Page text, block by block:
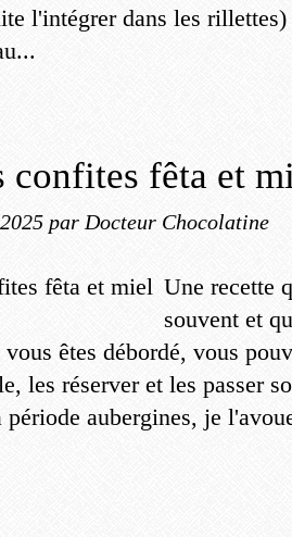
l'intégrer dans les
confites fêta et
par Docteur Chocolatine
Une recette
souvent et
êtes débordé, vous
les réserver et les passer
période aubergines, je